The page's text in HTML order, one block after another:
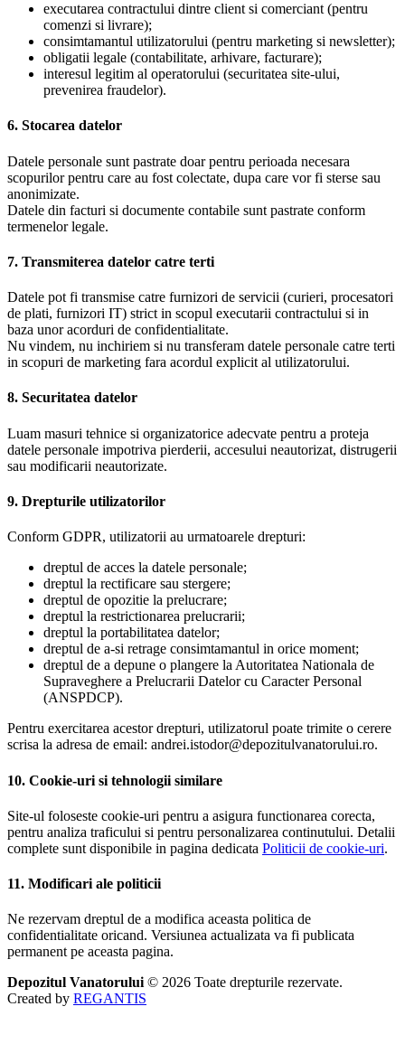
executarea contractului dintre client si comerciant (pentru
comenzi si livrare);
consimtamantul utilizatorului (pentru marketing si newsletter);
obligatii legale (contabilitate, arhivare, facturare);
interesul legitim al operatorului (securitatea site-ului,
prevenirea fraudelor).
6. Stocarea datelor
Datele personale sunt pastrate doar pentru perioada necesara
scopurilor pentru care au fost colectate, dupa care vor fi sterse sau
anonimizate.
Datele din facturi si documente contabile sunt pastrate conform
termenelor legale.
7. Transmiterea datelor catre terti
Datele pot fi transmise catre furnizori de servicii (curieri, procesatori
de plati, furnizori IT) strict in scopul executarii contractului si in
baza unor acorduri de confidentialitate.
Nu vindem, nu inchiriem si nu transferam datele personale catre terti
in scopuri de marketing fara acordul explicit al utilizatorului.
8. Securitatea datelor
Luam masuri tehnice si organizatorice adecvate pentru a proteja
datele personale impotriva pierderii, accesului neautorizat, distrugerii
sau modificarii neautorizate.
9. Drepturile utilizatorilor
Conform GDPR, utilizatorii au urmatoarele drepturi:
dreptul de acces la datele personale;
dreptul la rectificare sau stergere;
dreptul de opozitie la prelucrare;
dreptul la restrictionarea prelucrarii;
dreptul la portabilitatea datelor;
dreptul de a-si retrage consimtamantul in orice moment;
dreptul de a depune o plangere la Autoritatea Nationala de
Supraveghere a Prelucrarii Datelor cu Caracter Personal
(ANSPDCP).
Pentru exercitarea acestor drepturi, utilizatorul poate trimite o cerere
scrisa la adresa de email: andrei.istodor@depozitulvanatorului.ro.
10. Cookie-uri si tehnologii similare
Site-ul foloseste cookie-uri pentru a asigura functionarea corecta,
pentru analiza traficului si pentru personalizarea continutului. Detalii
complete sunt disponibile in pagina dedicata Politicii de cookie-uri.
11. Modificari ale politicii
Ne rezervam dreptul de a modifica aceasta politica de
confidentialitate oricand. Versiunea actualizata va fi publicata
permanent pe aceasta pagina.
Depozitul Vanatorului © 2026 Toate drepturile rezervate.
Created by REGANTIS